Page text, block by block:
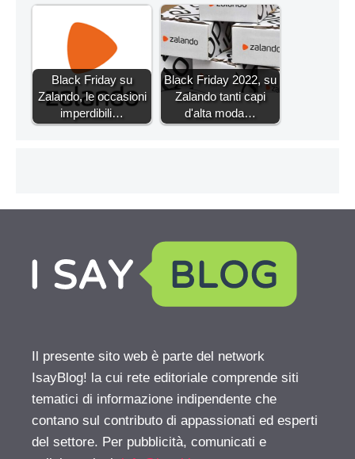
Black Friday su
Zalando, le occasioni
imperdibili…
Black Friday 2022, su
Zalando tanti capi
d'alta moda…
Il presente sito web è parte del network
IsayBlog! la cui rete editoriale comprende siti
tematici di informazione indipendente che
contano sul contributo di appassionati ed esperti
del settore. Per pubblicità, comunicati e